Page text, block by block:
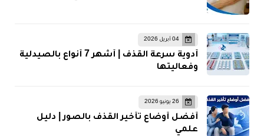
04 أبريل 2026
أدوية سرعة القذف | أشهر 7 أنواع بالصيدلية
وفعاليتها
26 يونيو 2026
أفضل أوضاع تأخير القذف بالصور | دليل
علمي